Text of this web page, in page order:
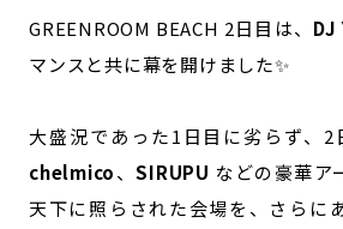
GREENROOM BEACH 2日目は、
マンスと共に幕を開けました✨
大盛況であった1日目に劣らず、2
chelmico、SIRUPU などの豪華ア
天下に照らされた会場を、さらに